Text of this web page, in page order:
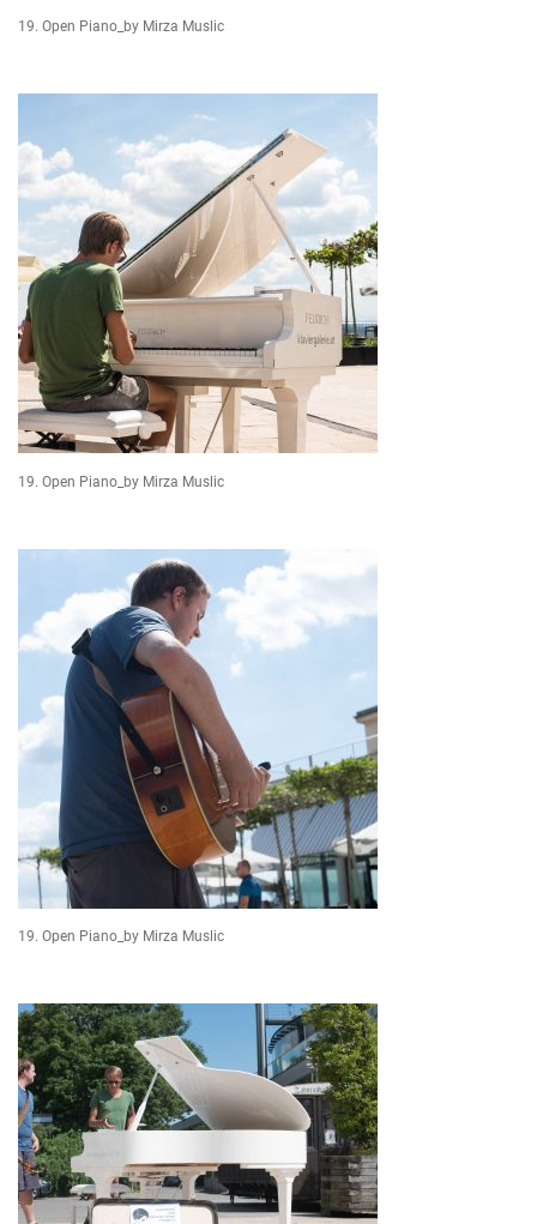
19. Open Piano_by Mirza Muslic
19. Open Piano_by Mirza Muslic
19. Open Piano_by Mirza Muslic